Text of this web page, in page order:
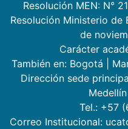
Resolución MEN: N°
Resolución Ministerio de
de
Carácter
También en: Bogotá
Dirección sede
Tel.: +57
Correo Institucional: